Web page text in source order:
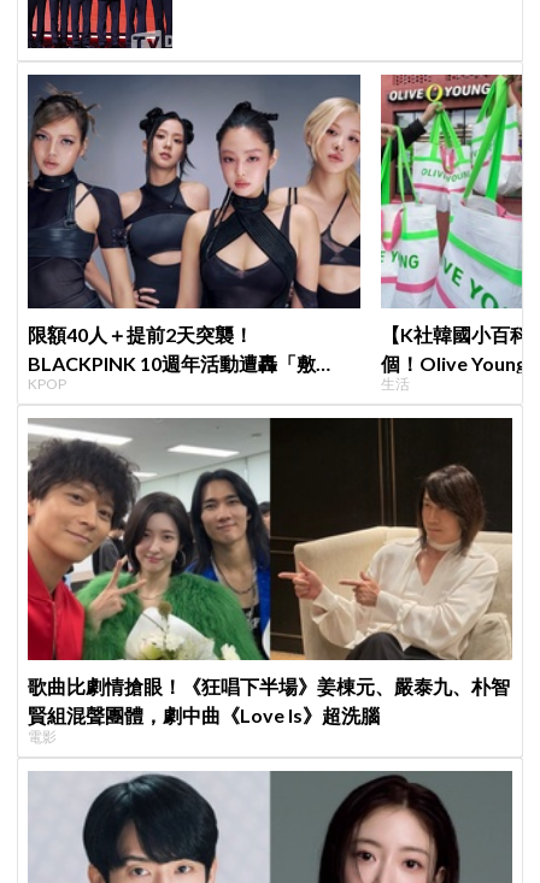
限額40人＋提前2天突襲！
BLACKPINK 10週年活動遭轟「敷
衍」，YG急證實：4人確定完全體出席
KPOP
【K社韓國小百
個！Olive Young
遊客，機場「人
生活
歌曲比劇情搶眼！《狂唱下半場》姜棟元、嚴泰九、朴智
賢組混聲團體，劇中曲《Love Is》超洗腦
電影